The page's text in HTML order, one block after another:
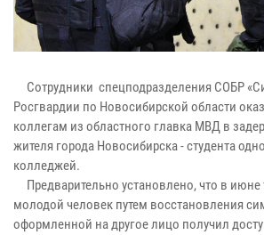
Сотрудники спецподразделения СОБР
Росгвардии по Новосибирской области
коллегам из областного главка МВД в
жителя города Новосибирска - студента
колледжей.
Предварительно установлено, что в июне
молодой человек путем восстановления
оформленной на другое лицо получил